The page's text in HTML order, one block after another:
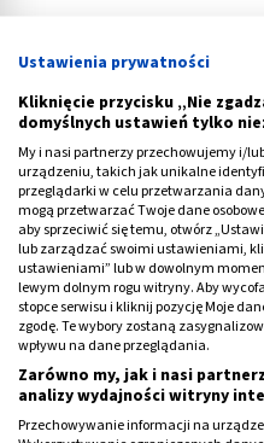
Jakie są zalety
Ustawienia prywatności
Kliknięcie przycisku „Nie
domyślnych ustawień tylko
My i nasi partnerzy przechowujemy i/
urządzeniu, takich jak unikalne
przeglądarki w celu przetwarzania
mogą przetwarzać Twoje dane
aby sprzeciwić się temu, otwórz
lub zarządzać swoimi ustawieniami,
ustawieniami” lub w dowolnym
lewym dolnym rogu witryny. Aby
stopce serwisu i kliknij pozycję Moje
zgodę. Te wybory zostaną
wpływu na dane przeglądania.
Zarówno my, jak i nasi
analizy wydajności witryny
Przechowywanie informacji na